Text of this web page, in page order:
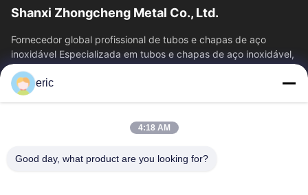
Shanxi Zhongcheng Metal Co., Ltd.
Fornecedor global profissional de tubos e chapas de aço
inoxidável Especializada em tubos e chapas de aço inoxidável,
fornecendo uma solução de...
Relações Rápidas
Fábrica
Controle De Qualidade
Fale Conosco
eric
4:18 AM
Good day, what product are you looking for?